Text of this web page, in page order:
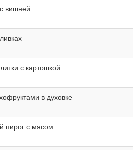
вишней
с картошкой
в духовке
пирог с мясом